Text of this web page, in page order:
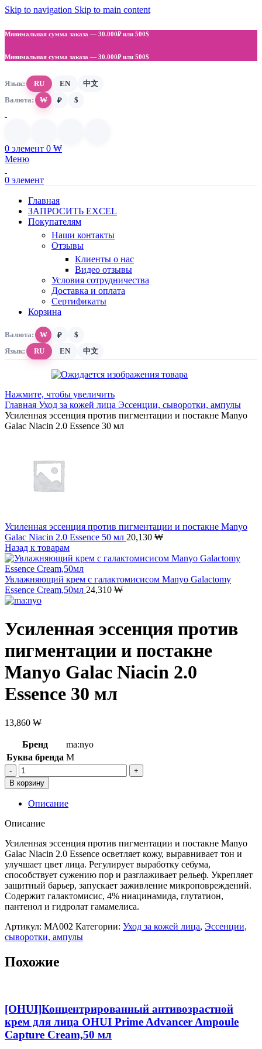
Skip to navigation Skip to main content
Минимальная сумма заказа — 30.000₽ или 500$
Минимальная сумма заказа — 30.000₽ или 500$
Язык: RU EN
中文
Валюта:
₩ ₽ $
0 элемент 0 ₩
Меню
0 элемент
Главная
ЗАПРОСИТЬ EXCEL
Покупателям
Наши контакты
Отзывы
Клиенты о нас
Видео отзывы
Условия сотрудничества
Доставка и оплата
Сертификаты
Корзина
Валюта: ₩ ₽
$
Язык:
RU EN 中文
Нажмите, чтобы увеличить
Главная Уход за кожей лица Эссенции, сыворотки, ампулы
Усиленная эссенция против пигментации и постакне Manyo
Galac Niacin 2.0 Essence 30 мл
Усиленная эссенция против пигментации и постакне Manyo
Galac Niacin 2.0 Essence 50 мл 20,130 ₩
Назад к товарам
Увлажняющий крем с галактомисисом Manyo Galactomy
Essence Cream,50мл 24,310 ₩
Усиленная эссенция против
пигментации и постакне
Manyo Galac Niacin 2.0
Essence 30 мл
13,860 ₩
Бренд
ma:nyo
Буква бренда M
Количество
товара
Усиленная
эссенция
против
пигментации
постакне
Manyo
Galac
Niacin
2.0
Essence
30
В корзину
Описание
Описание
Усиленная эссенция против пигментации и постакне Manyo
Galac Niacin 2.0 Essence осветляет кожу, выравнивает тон и
улучшает цвет лица. Регулирует выработку себума,
способствует сужению пор и разглаживает рельеф. Укрепляет
защитный барьер, запускает заживление микроповреждений.
Содержит галактомисис, 4% ниацинамида, глутатион,
пантенол и гидролат гамамелиса.
Артикул: MA002 Категории: Уход за кожей лица, Эссенции,
сыворотки, ампулы
Похожие
[OHUI]Концентрированный антивозрастной
крем для лица OHUI Prime Advancer Ampoule
Capture Cream,50 мл